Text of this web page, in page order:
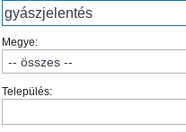
Megye:
Település: